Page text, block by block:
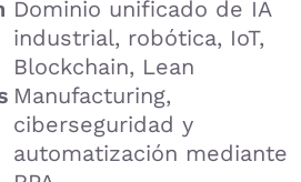
Dominio unificado de IA
industrial, robótica, IoT,
Blockchain, Lean
Manufacturing,
ciberseguridad y
automatización mediante